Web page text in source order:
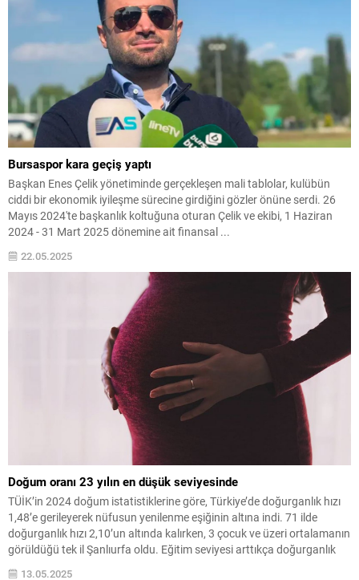
Bursaspor kara geçiş yaptı
Başkan Enes Çelik yönetiminde gerçekleşen mali tablolar, kulübün
ciddi bir ekonomik iyileşme sürecine girdiğini gözler önüne serdi. 26
Mayıs 2024'te başkanlık koltuğuna oturan Çelik ve ekibi, 1 Haziran
2024 - 31 Mart 2025 dönemine ait finansal ...
22.05.2025
Doğum oranı 23 yılın en düşük seviyesinde
TÜİK’in 2024 doğum istatistiklerine göre, Türkiye’de doğurganlık hızı
1,48’e gerileyerek nüfusun yenilenme eşiğinin altına indi. 71 ilde
doğurganlık hızı 2,10’un altında kalırken, 3 çocuk ve üzeri ortalamanın
görüldüğü tek il Şanlıurfa oldu. Eğitim seviyesi arttıkça doğurganlık
13.05.2025